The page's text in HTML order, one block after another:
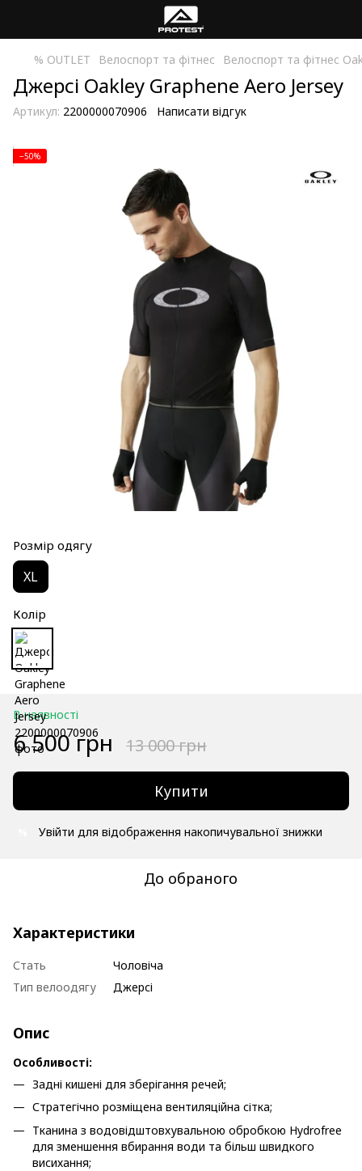
% OUTLET Велоспорт та фітнес Велоспорт та фітнес
Джерсі Oakley Graphene Aero Jersey
Артикул: 2200000070906 Написати відгук
−50%
Розмір одягу
XL
Колір
В наявності
6 500 грн 13 000 грн
Купити
Увійти для відображення накопичувальної знижки
До обраного
Характеристики
Стать
Чоловіча
Тип велоодягу
Джерсі
Опис
Особливості:
Задні кишені для зберігання речей;
Стратегічно розміщена вентиляційна сітка;
Тканина з водовідштовхувальною обробкою Hydrofree
для зменшення вбирання води та більш швидкого
висихання;